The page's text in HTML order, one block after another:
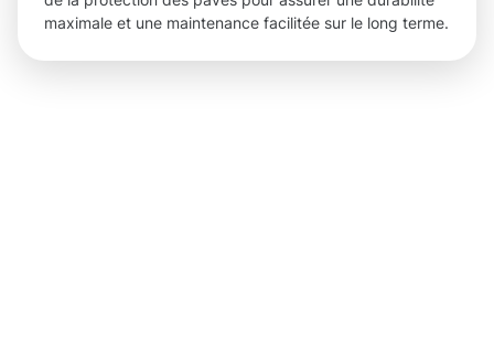
maximale et une maintenance facilitée sur le long terme.